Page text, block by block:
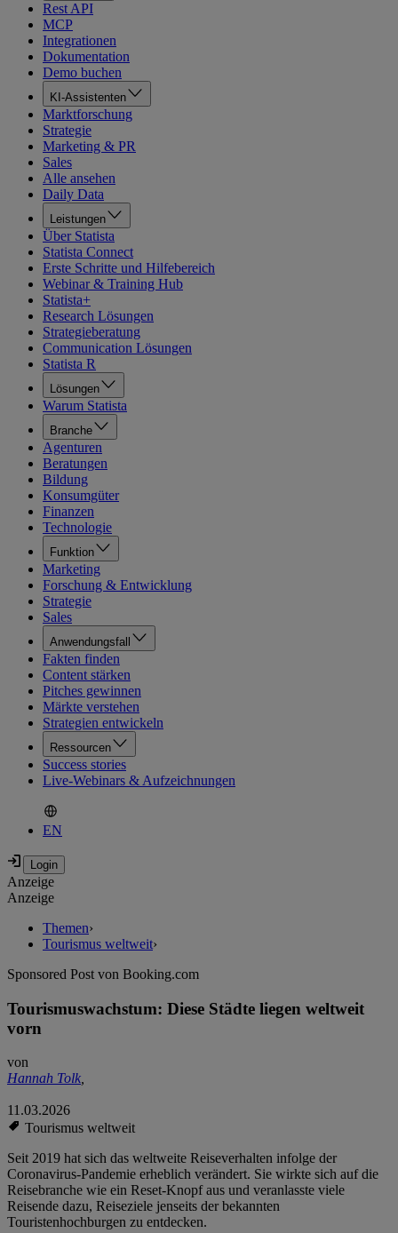
Rest API
MCP
Integrationen
Dokumentation
Demo buchen
KI-Assistenten
Marktforschung
Strategie
Marketing & PR
Sales
Alle ansehen
Daily Data
Leistungen
Über Statista
Statista Connect
Erste Schritte und Hilfebereich
Webinar & Training Hub
Statista+
Research Lösungen
Strategieberatung
Communication Lösungen
Statista R
Lösungen
Warum Statista
Branche
Agenturen
Beratungen
Bildung
Konsumgüter
Finanzen
Technologie
Funktion
Marketing
Forschung & Entwicklung
Strategie
Sales
Anwendungsfall
Fakten finden
Content stärken
Pitches gewinnen
Märkte verstehen
Strategien entwickeln
Ressourcen
Success stories
Live-Webinars & Aufzeichnungen
EN
Anzeige
Anzeige
Themen›
Tourismus weltweit›
Sponsored Post von Booking.com
Tourismuswachstum: Diese Städte liegen weltweit
vorn
von
Hannah Tolk,
11.03.2026
Tourismus weltweit
Seit 2019 hat sich das weltweite Reiseverhalten infolge der
Coronavirus-Pandemie erheblich verändert. Sie wirkte sich auf die
Reisebranche wie ein Reset-Knopf aus und veranlasste viele
Reisende dazu, Reiseziele jenseits der bekannten
Touristenhochburgen zu entdecken.